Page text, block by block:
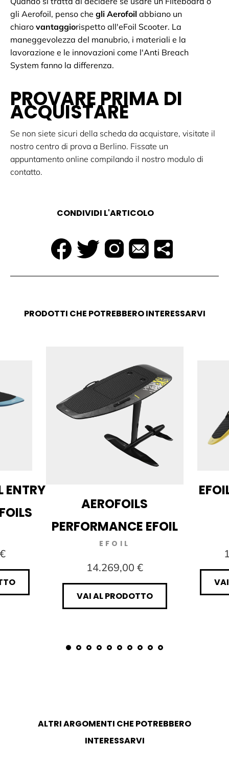
gli Aerofoil, penso che gli Aerofoil abbiano un
chiaro vantaggiorispetto all'eFoil Scooter. La
maneggevolezza del manubrio, i materiali e la
lavorazione e le innovazioni come l'Anti Breach
System fanno la differenza.
PROVARE PRIMA DI
ACQUISTARE
Se non siete sicuri della scheda da acquistare, visitate il
nostro centro di prova a Berlino. Fissate un
appuntamento online compilando il nostro modulo di
contatto.
CONDIVIDI L'ARTICOLO
PRODOTTI CHE POTREBBERO INTERESSARVI
ENTRY
AEROFOILS
PERFORMANCE EFOIL
EFOIL
14.269,00 €
VAI AL PRODOTTO
ALTRI ARGOMENTI CHE POTREBBERO
INTERESSARVI